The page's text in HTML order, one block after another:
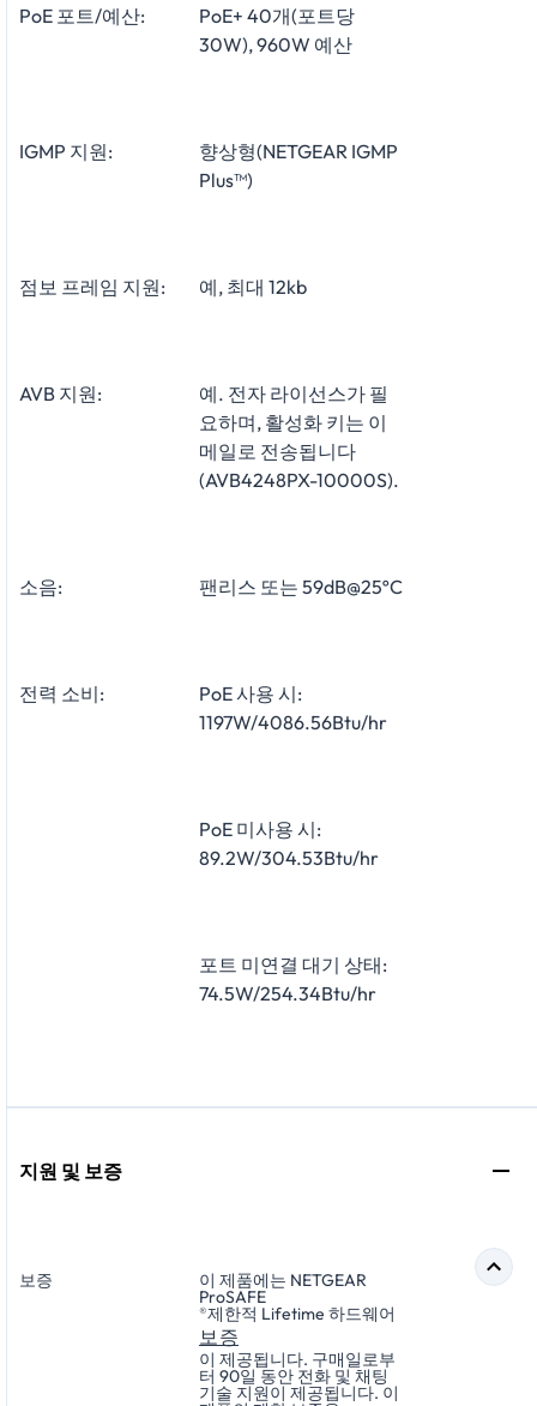
PoE 포트/예산:
PoE+ 40개(포트당
30W), 960W 예산
IGMP 지원:
향상형(NETGEAR IGMP
Plus™)
점보 프레임 지원: 예, 최대 12kb
AVB 지원:
예. 전자 라이선스가 필
요하며, 활성화 키는 이
메일로 전송됩니다
(AVB4248PX-10000S).
소음: 팬리스 또는 59dB@25ºC
전력 소비:
PoE 사용 시:
1197W/4086.56Btu/hr
PoE 미사용 시:
89.2W/304.53Btu/hr
포트 미연결 대기 상태:
74.5W/254.34Btu/hr
지원 및 보증
보증 이 제품에는 NETGEAR
ProSAFE
®제한적 Lifetime 하드웨어
보증
이 제공됩니다. 구매일로부
터 90일 동안 전화 및 채팅
기술 지원이 제공됩니다. 이